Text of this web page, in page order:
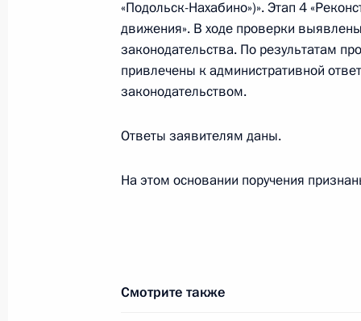
Исполнены поручения, данные по
по поручению Президента
Межрегионального
по экологическому,
октября 2024 года
руководитель Межрегионального
«Подольск-Нахабино»)». Этап 4
движения». В ходе проверки
законодательства. По результатам
привлечены к административной
законодательством.
Ответы заявителям даны.
На этом основании поручения
Смотрите также